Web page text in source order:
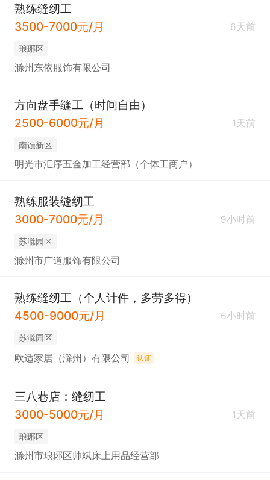
熟练缝纫工
3500-7000元/月
6天前
琅琊区
滁州东依服饰有限公司
方向盘手缝工（时间自由）
2500-6000元/月
1天前
南谯新区
明光市汇序五金加工经营部（个体工商户）
熟练服装缝纫工
3000-7000元/月
9小时前
苏滁园区
滁州市广道服饰有限公司
熟练缝纫工（个人计件，多劳多得）
4500-9000元/月
6小时前
苏滁园区
欧适家居（滁州）有限公司 认证
三八巷店：缝纫工
3000-5000元/月
1天前
琅琊区
滁州市琅琊区帅斌床上用品经营部